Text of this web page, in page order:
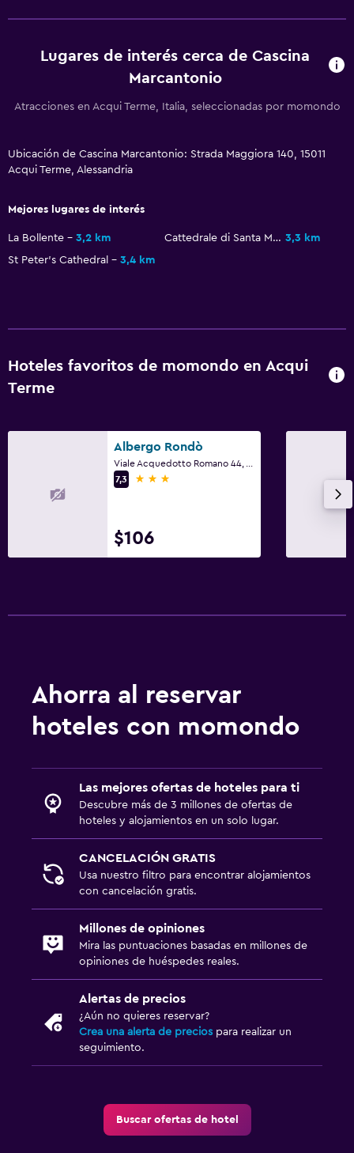
Menús para dietas especiales (bajo petición)
Restaurante
Estacionamiento privado
Salud y seguridad
Limpieza diaria
Cámaras CCTV en zonas comunes
Cuna/cama nido disponibles
Comidas para niños
Fax/fotocopiadora
Servicios y facilidades
Lugares de interés cerca de Cascina
Marcantonio
Atracciones en Acqui Terme, Italia, seleccionadas por momondo
Ubicación de Cascina Marcantonio: Strada Maggiora 140, 15011
Acqui Terme, Alessandria
Mejores lugares de interés
La Bollente 3,2 km Cattedrale di Santa Maria Assunta 3,3 km
St Peter's Cathedral
3,4 km
Hoteles favoritos de momondo en Acqui
Terme
Albergo Rondò
7,3
3 estrellas
$106
Ahorra al reservar
hoteles con momondo
Las mejores ofertas de hoteles para ti
Descubre más de 3 millones de ofertas de
hoteles y alojamientos en un solo lugar.
CANCELACIÓN GRATIS
Usa nuestro filtro para encontrar alojamientos
con cancelación gratis.
Millones de opiniones
Mira las puntuaciones basadas en millones de
opiniones de huéspedes reales.
Alertas de precios
¿Aún no quieres reservar?
Crea una alerta de precios para realizar un
seguimiento.
Buscar ofertas de hotel